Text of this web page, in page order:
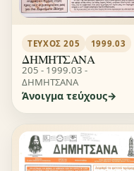
ΤΕΎΧΟΣ 205 1999.03
ΔΗΜΗΤΣΑΝΑ
205 - 1999.03 -
ΔΗΜΗΤΣΑΝΑ
Άνοιγμα τεύχους